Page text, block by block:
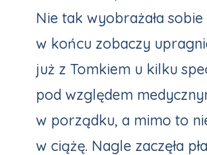
Nie tak wyobrażała
w końcu zobaczy
już z Tomkiem u kilku
pod względem
w porządku, a mimo to
w ciążę. Nagle zaczęła